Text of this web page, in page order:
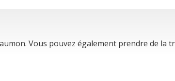
Vous pouvez également prendre de la